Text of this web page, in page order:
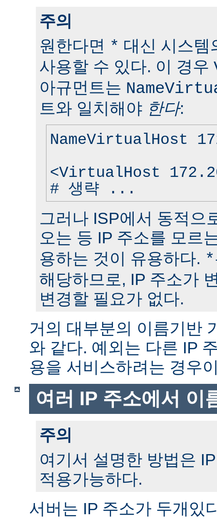
주의
원한다면 * 대신 시스템
사용할 수 있다. 이 경우
아규먼트는
트와 일치해야 한다:
NameVirtualHost
<VirtualHost
# 생략 ...
그러나 ISP에서 동적으
오는 등 IP 주소를 모르
용하는 것이 유용하다. *
해당하므로, IP 주소가
변경할 필요가 없다.
거의 대부분의 이름기반
와 같다. 예외는 다른 IP
용을 서비스하려는 경우
여러 IP 주소에서 이
주의
여기서 설명한 방법은
적용가능하다.
서버는 IP 주소가 두개있